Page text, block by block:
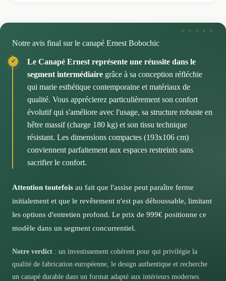
compte, sans sacrifier le confort de l'ensemble.
contrastent élégamment avec les lignes droites de votre
mobilier existant. Cette assise devient rapidement le
point focal de votre salon, alliant caractère authentique
et élégance contemporaine.
Vos soirées entre amis ou vos moments familiaux se
conservera son aspect neuf malgré l'usage intensif.
Notre conseil d'expert pour préserver votre
investissement
Pensez à aspirer régulièrement et à traiter
immédiatement les petites taches. Ce tissu lisse facilite
grandement ces gestes d'entretien quotidien.
Anticipez sereinement l'arrivée de votre mobilier grâce
aux différentes formules proposées. La livraison confort
à 109€ inclut la montée à l'étage et le placement dans la
pièce de votre choix, tandis que la formule montage à
129€ ajoute le déballage et l'assemblage complet. Livré
déjà monté, ce canapé ne nécessite que le déballage
selon les retours clients.
Un service pensé pour votre tranquillité
Vous pourrez même choisir votre créneau de livraison
pour seulement 9€ supplémentaires. Cette flexibilité
vous permet d'organiser parfaitement l'arrivée de cette
Notre avis final sur le canapé Ernest Bobochic
Le Canapé Ernest représente une réussite dans le
segment intermédiaire grâce à sa conception réfléchie
qui marie esthétique contemporaine et matériaux de
qualité. Vous apprécierez particulièrement son confort
évolutif qui s'améliore avec l'usage, sa structure robuste en
hêtre massif (charge 180 kg) et son tissu technique
résistant. Les dimensions compactes (193x106 cm)
conviennent parfaitement aux espaces restreints sans
sacrifier le confort.
Attention toutefois au fait que l'assise peut paraître ferme
initialement et que le revêtement n'est pas déhoussable, limitant
les options d'entretien profond. Le prix de 999€ positionne ce
modèle dans un segment concurrentiel.
Notre verdict : un investissement cohérent pour qui privilégie la
qualité de fabrication européenne, le design authentique et recherche
un canapé durable dans un format adapté aux intérieurs modernes.